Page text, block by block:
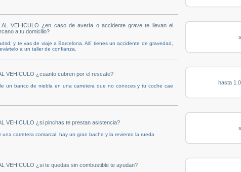
AL VEHICULO ¿en caso de avería o accidente grave te llevan el
a tu domicilio?
y te vas de viaje a Barcelona. Allí tienes un accidente de gravedad,
a un taller de confianza.
VEHICULO ¿cuanto cubren por el rescate?
un banco de niebla en una carretera que no conoces y tu coche cae
hasta
VEHICULO ¿si pinchas te prestan asistencia?
una carretera comarcal, hay un gran bache y la reviento la rueda
VEHICULO ¿si te quedas sin combustible te ayudan?